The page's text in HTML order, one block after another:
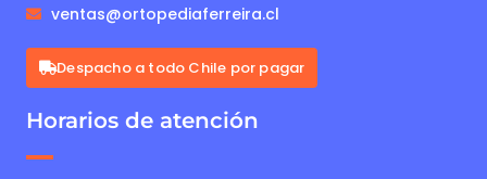
ventas@ortopediaferreira.cl
Despacho a todo Chile por pagar
Horarios de atención